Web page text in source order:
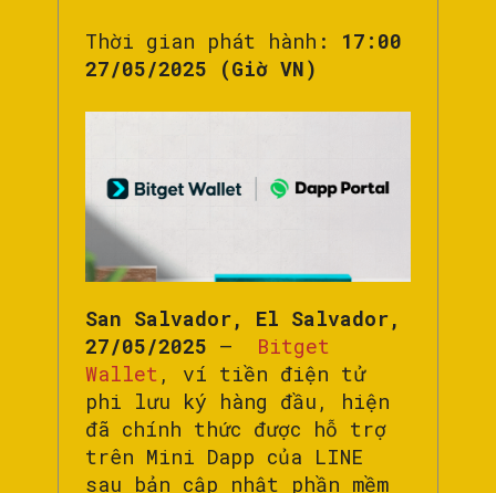
Thời gian phát hành:
17:00
27/05/2025 (Giờ VN)
San Salvador, El Salvador,
27/05/2025 –
Bitget
Wallet , ví tiền điện tử
phi lưu ký hàng đầu, hiện
đã chính thức được hỗ trợ
trên Mini Dapp của LINE
sau bản cập nhật phần mềm